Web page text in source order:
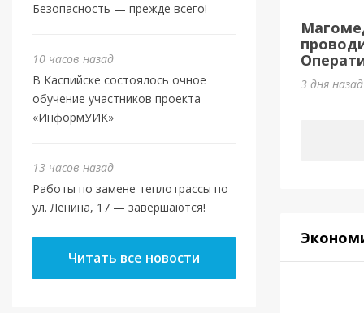
Безопасность — прежде всего!
10 часов назад
В Каспийске состоялось очное
обучение участников проекта
«ИнформУИК»
13 часов назад
Работы по замене теплотрассы по
ул. Ленина, 17 — завершаются!
Читать все новости
3 дня